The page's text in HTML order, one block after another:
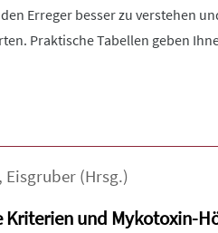
Erreger besser zu verstehen
Praktische Tabellen geben
, Eisgruber (Hrsg.)
und Mykotoxin-